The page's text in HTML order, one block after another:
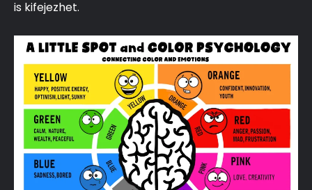
is kifejezhet.